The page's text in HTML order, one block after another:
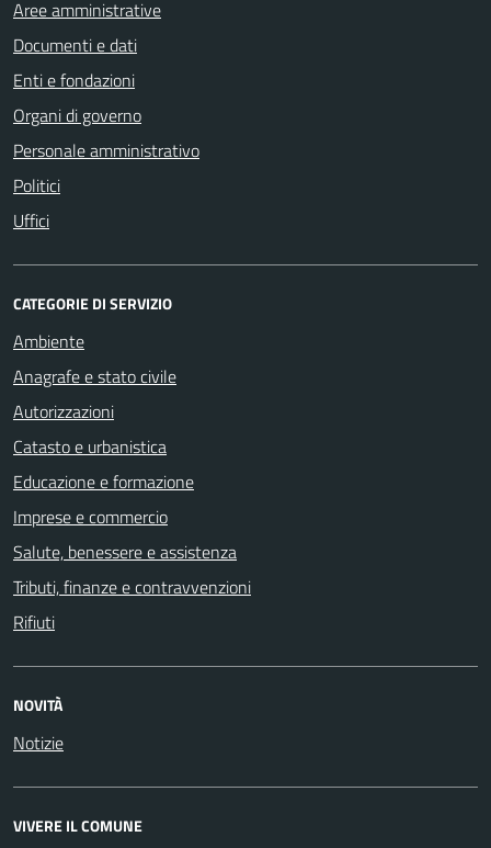
Aree amministrative
Documenti e dati
Enti e fondazioni
Organi di governo
Personale amministrativo
Politici
Uffici
CATEGORIE DI SERVIZIO
Ambiente
Anagrafe e stato civile
Autorizzazioni
Catasto e urbanistica
Educazione e formazione
Imprese e commercio
Salute, benessere e assistenza
Tributi, finanze e contravvenzioni
Rifiuti
NOVITÀ
Notizie
VIVERE IL COMUNE